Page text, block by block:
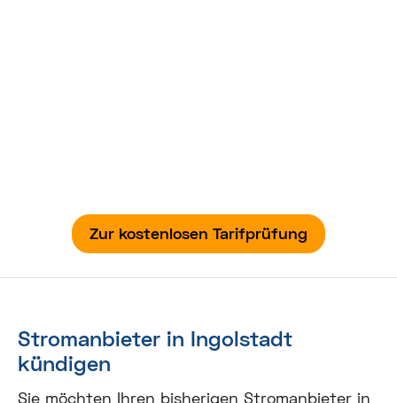
Zur kostenlosen Tarifprüfung
Stromanbieter in Ingolstadt
kündigen
Sie möchten Ihren bisherigen Stromanbieter in